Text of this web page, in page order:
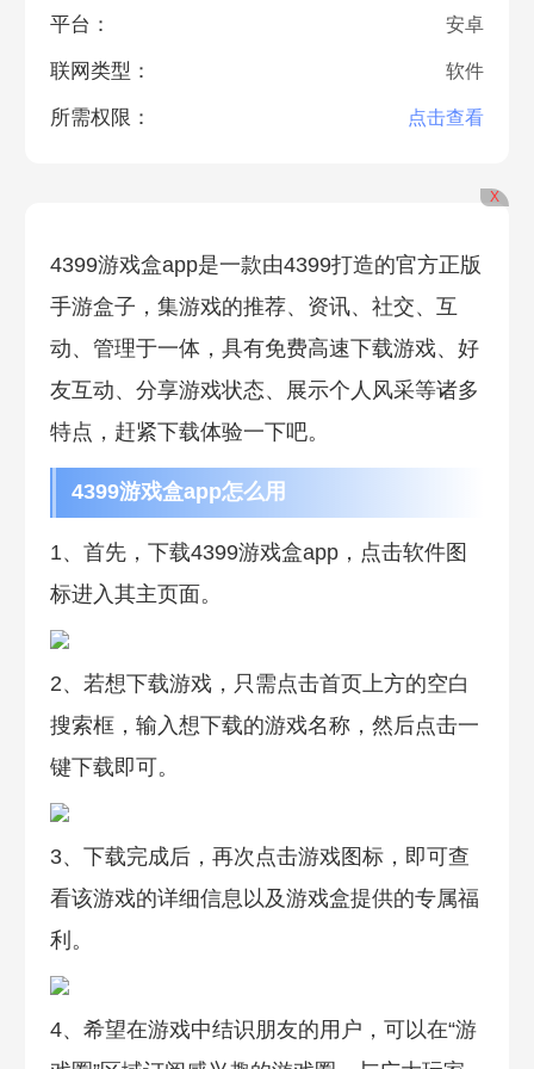
平台： 安卓
联网类型： 软件
所需权限： 点击查看
X
4399游戏盒app是一款由4399打造的官方正版
手游盒子，集游戏的推荐、资讯、社交、互
动、管理于一体，具有免费高速下载游戏、好
友互动、分享游戏状态、展示个人风采等诸多
特点，赶紧下载体验一下吧。
4399游戏盒app怎么用
1、首先，下载4399游戏盒app，点击软件图
标进入其主页面。
2、若想下载游戏，只需点击首页上方的空白
搜索框，输入想下载的游戏名称，然后点击一
键下载即可。
3、下载完成后，再次点击游戏图标，即可查
看该游戏的详细信息以及游戏盒提供的专属福
利。
4、希望在游戏中结识朋友的用户，可以在“游